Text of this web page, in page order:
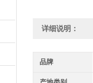
详细说明：
品牌